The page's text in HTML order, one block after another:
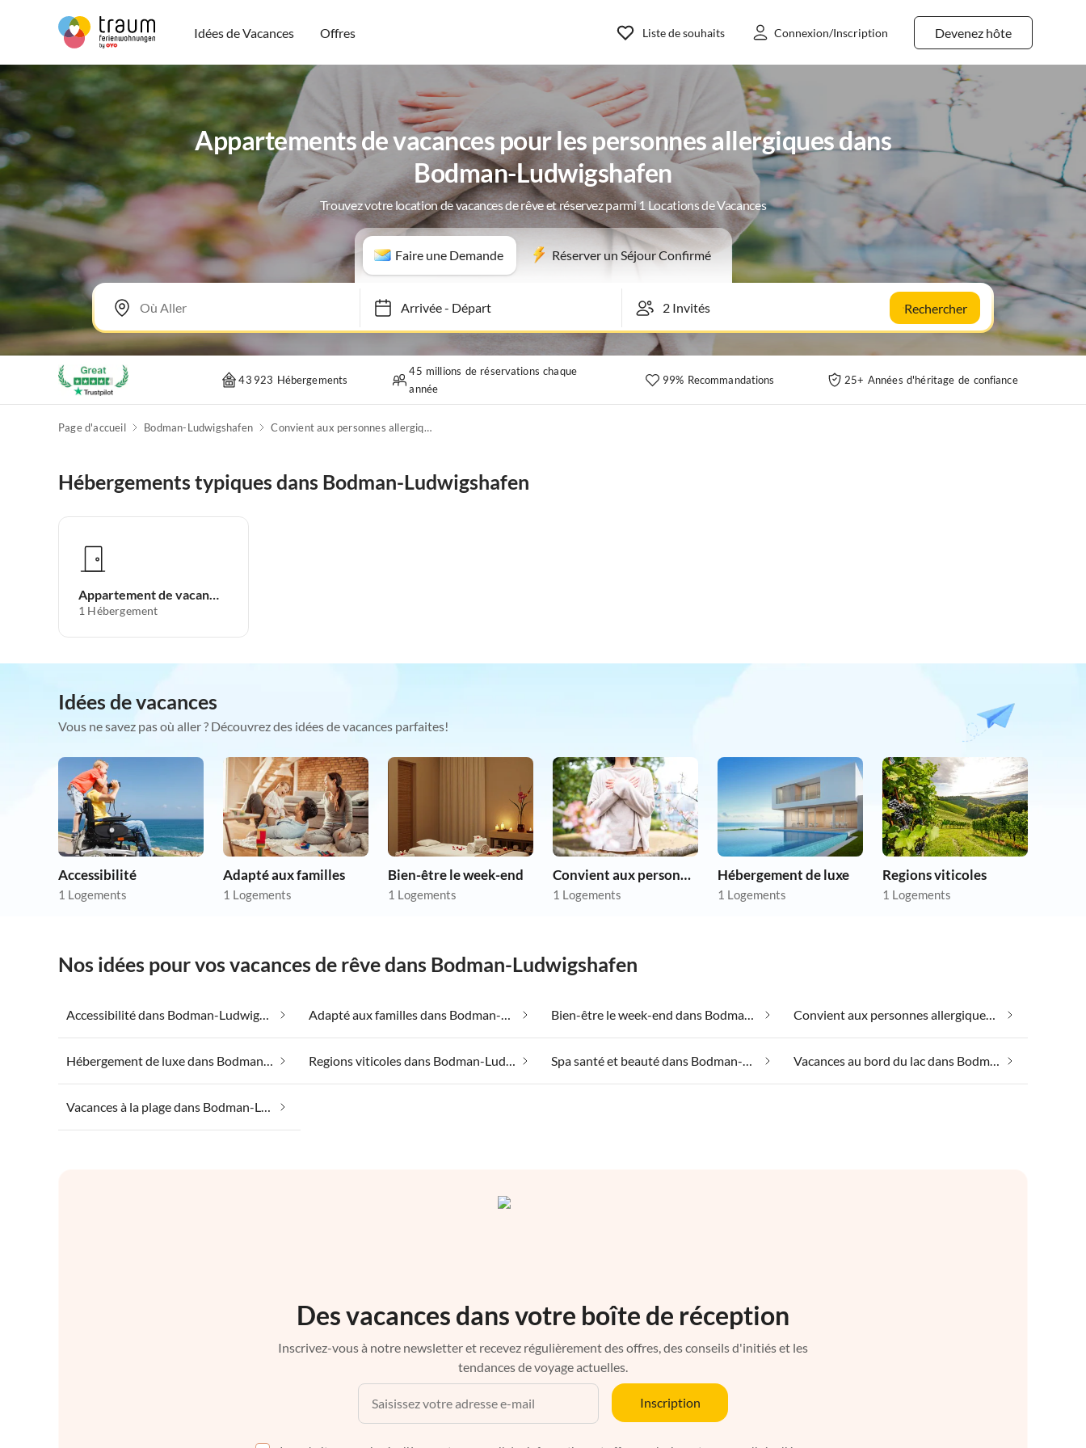
Idées de Vacances Offres Devenez hôte
Liste de souhaits Connexion/Inscription
Appartements de vacances pour les personnes allergiques dans
Bodman-Ludwigshafen
Trouvez votre location de vacances de rêve et réservez parmi 1 Locations de Vacances
Faire une Demande Réserver un Séjour Confirmé
Arrivée-Départ Rechercher
43 923 Hébergements
45 millions de réservations chaque
année
99% Recommandations 25+ Années d'héritage de confiance
Page d'accueil Bodman-Ludwigshafen Convient aux personnes allergiques
Hébergements typiques dans Bodman-Ludwigshafen
Appartement de vacances
1 Hébergement
Idées de vacances
Vous ne savez pas où aller ? Découvrez des idées de vacances parfaites!
Accessibilité
1 Logements
Adapté aux familles
1 Logements
Bien-être le week-end
1 Logements
Convient aux personnes allergiques
1 Logements
Hébergement de luxe
1 Logements
Regions viticoles
1 Logements
Nos idées pour vos vacances de rêve dans Bodman-Ludwigshafen
Accessibilité dans Bodman-Ludwigshafen Adapté aux familles dans Bodman-Ludwigshafen Bien-être le week-end dans Bodman-Ludwigshafen Convient aux personnes allergiques dans Bodman-Ludwigshafen
Hébergement de luxe dans Bodman-Ludwigshafen Regions viticoles dans Bodman-Ludwigshafen Spa santé et beauté dans Bodman-Ludwigshafen Vacances au bord du lac dans Bodman-Ludwigshafen
Vacances à la plage dans Bodman-Ludwigshafen
Des vacances dans votre boîte de réception
Inscrivez-vous à notre newsletter et recevez régulièrement des offres, des conseils d'initiés et les
tendances de voyage actuelles.
Inscription